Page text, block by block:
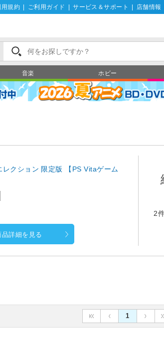
用規約 ご利用ガイド サービス＆サポート 店舗情報
音楽 ホビー
レクション 限定版 【PS Vitaゲーム
品詳細を見る
2
1